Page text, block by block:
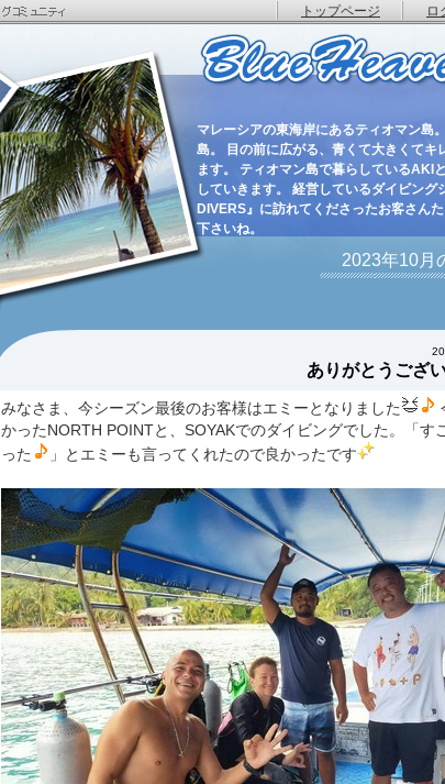
トップページ ロ
マレーシアの東海岸にあるティオマン島
島。 目の前に広がる、青くて大きくてキ
ます。 ティオマン島で暮らしているAKI
していきます。 経営しているダイビン
DIVERS』に訪れてくださったお客さん
下さいね。
2023年10月
ありがとうござ
みなさま、今シーズン最後のお客様はエミーとなりました
かったNORTH POINTと、SOYAKでのダイビングでした。「す
った
」とエミーも言ってくれたので良かったです